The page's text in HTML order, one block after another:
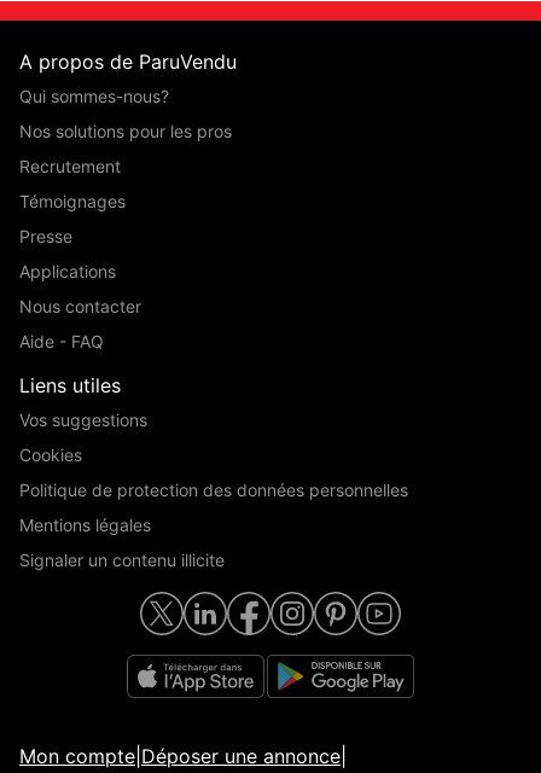
A propos de ParuVendu
Qui sommes-nous?
Nos solutions pour les pros
Recrutement
Témoignages
Presse
Applications
Nous contacter
Aide - FAQ
Liens utiles
Vos suggestions
Cookies
Politique de protection des données personnelles
Mentions légales
Signaler un contenu illicite
Mon compte Déposer une annonce